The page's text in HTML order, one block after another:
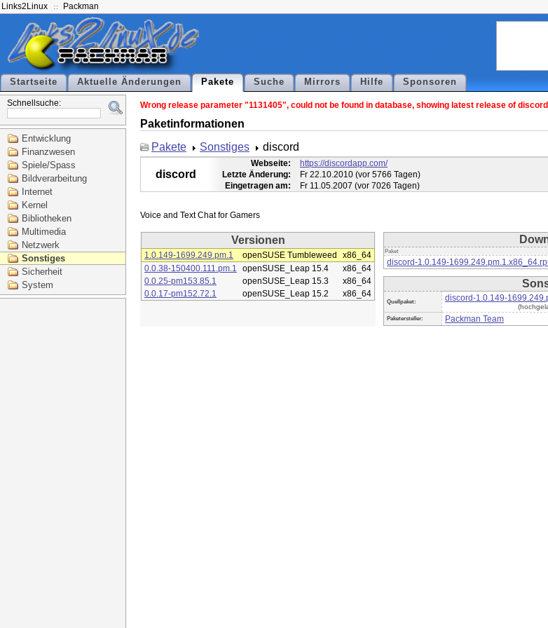
Links2Linux Packman
Startseite Aktuelle Änderungen Pakete Suche Mirrors Hilfe Sponsoren
Schnellsuche:
Entwicklung
Finanzwesen
Spiele/Spass
Bildverarbeitung
Internet
Kernel
Bibliotheken
Multimedia
Netzwerk
Sonstiges
Sicherheit
System
Wrong release parameter "1131405", could not be found in database, showing latest release of discord
Paketinformationen
Pakete
Sonstiges discord
discord
Webseite:
https://discordapp.com/
Letzte Änderung:
Fr 22.10.2010 (vor 5766 Tagen)
Eingetragen am:
Fr 11.05.2007 (vor 7026 Tagen)
Versionen
1.0.149-1699.249.pm.1 openSUSE Tumbleweed
x86_64
0.0.38-150400.111.pm.1
openSUSE_Leap 15.4
x86_64
0.0.25-pm153.85.1
openSUSE_Leap 15.3
x86_64
0.0.17-pm152.72.1
openSUSE_Leap 15.2 x86_64
Paket
discord-1.0.149-
Quellpaket: discord-1.0.149-
Paketersteller: Packman Team